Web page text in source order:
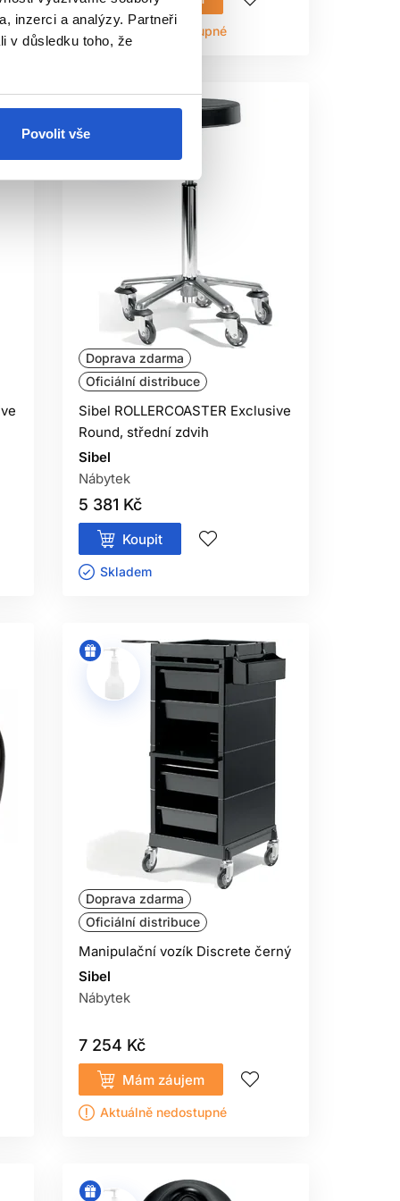
inzerci a analýzy. Partneři
v důsledku toho, že
Povolit vše
Aktuálně nedostupné
Doprava zdarma
Oficiální distribuce
Sibel ROLLERCOASTER Exclusive
Round, střední zdvih
Sibel
Nábytek
5 381 Kč
Koupit
Skladem ㅤ
Doprava zdarma
Oficiální distribuce
Manipulační vozík Discrete černý
Sibel
Nábytek
7 254 Kč
Mám záujem
Aktuálně nedostupné